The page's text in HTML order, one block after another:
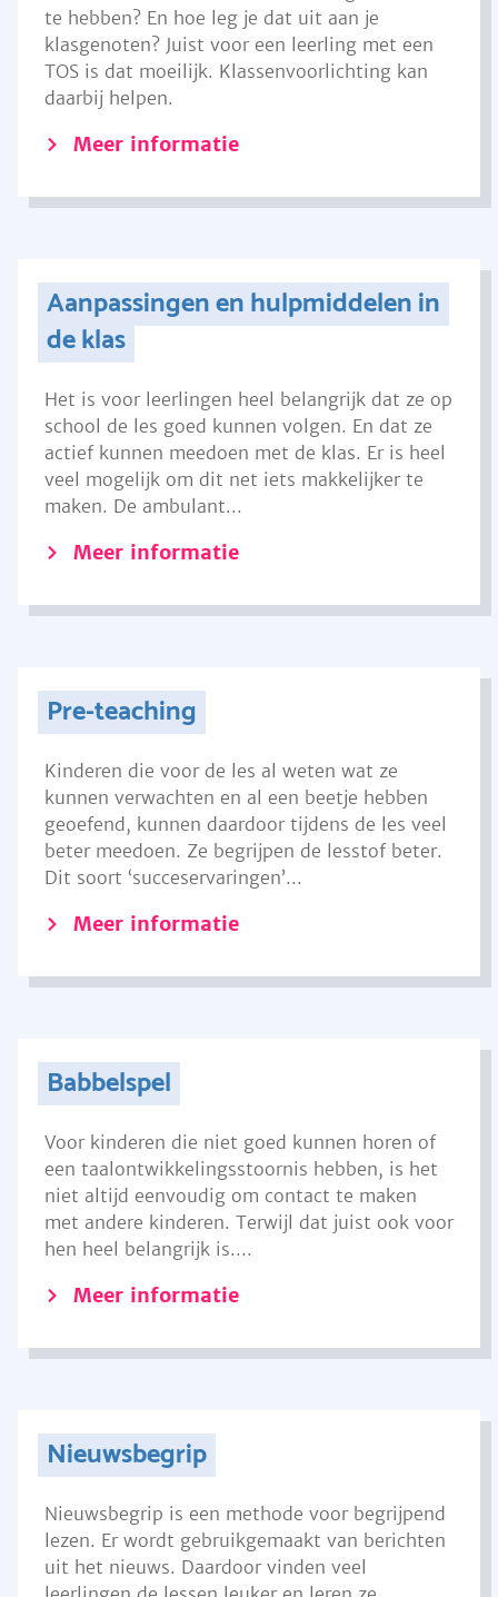
te hebben? En hoe leg je dat uit aan je
klasgenoten? Juist voor een leerling met een
TOS is dat moeilijk. Klassenvoorlichting kan
daarbij helpen.
Meer informatie
Aanpassingen en hulpmiddelen in
de klas
Het is voor leerlingen heel belangrijk dat ze op
school de les goed kunnen volgen. En dat ze
actief kunnen meedoen met de klas. Er is heel
veel mogelijk om dit net iets makkelijker te
maken. De ambulant...
Meer informatie
Pre-teaching
Kinderen die voor de les al weten wat ze
kunnen verwachten en al een beetje hebben
geoefend, kunnen daardoor tijdens de les veel
beter meedoen. Ze begrijpen de lesstof beter.
Dit soort ‘succeservaringen’...
Meer informatie
Babbelspel
Voor kinderen die niet goed kunnen horen of
een taalontwikkelingsstoornis hebben, is het
niet altijd eenvoudig om contact te maken
met andere kinderen. Terwijl dat juist ook voor
hen heel belangrijk is....
Meer informatie
Nieuwsbegrip
Nieuwsbegrip is een methode voor begrijpend
lezen. Er wordt gebruikgemaakt van berichten
uit het nieuws. Daardoor vinden veel